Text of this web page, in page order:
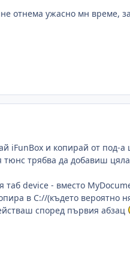
отнема ужасно мн време,
iFunBox и копирай от под-а
трябва да добавиш
device - вместо
в C://(където
според първия абзац